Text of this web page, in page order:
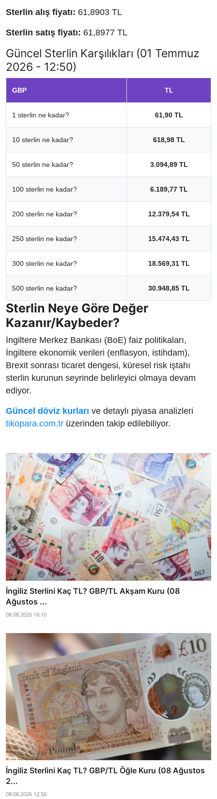
Sterlin alış fiyatı: 61,8903 TL
Sterlin satış fiyatı: 61,8977 TL
Güncel Sterlin Karşılıkları (01 Temmuz
2026 - 12:50)
GBP TL
1 sterlin ne kadar? 61,90 TL
10 sterlin ne kadar? 618,98 TL
50 sterlin ne kadar? 3.094,89 TL
100 sterlin ne kadar? 6.189,77 TL
200 sterlin ne kadar? 12.379,54 TL
250 sterlin ne kadar? 15.474,43 TL
300 sterlin ne kadar? 18.569,31 TL
500 sterlin ne kadar? 30.948,85 TL
Sterlin Neye Göre Değer
Kazanır/Kaybeder?
İngiltere Merkez Bankası (BoE) faiz politikaları,
İngiltere ekonomik verileri (enflasyon, istihdam),
Brexit sonrası ticaret dengesi, küresel risk iştahı
sterlin kurunun seyrinde belirleyici olmaya devam
ediyor.
Güncel döviz kurları ve detaylı piyasa analizleri
tikopara.com.tr üzerinden takip edilebiliyor.
İngiliz Sterlini Kaç TL? GBP/TL Akşam Kuru (08
Ağustos ...
08.08.2026 18:10
İngiliz Sterlini Kaç TL? GBP/TL Öğle Kuru (08 Ağustos
2...
08.08.2026 12:50